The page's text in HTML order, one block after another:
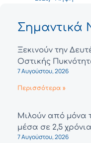
Σημαντικά
Ξεκινούν την
Οστικής
7 Αυγούστου, 2026
Περισσότερα »
Μιλούν από μόνα
μέσα σε 2,5 χρόνια
7 Αυγούστου, 2026